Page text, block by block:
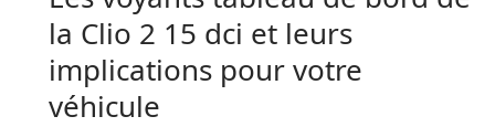
la Clio 2 15 dci et leurs
implications pour votre
véhicule